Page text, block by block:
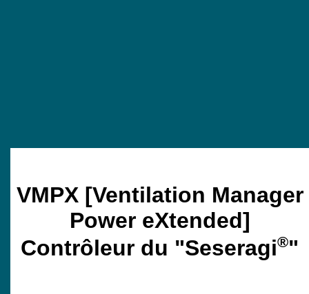
VMPX [Ventilation Manager
Power eXtended]
Contrôleur du "Seseragi®"